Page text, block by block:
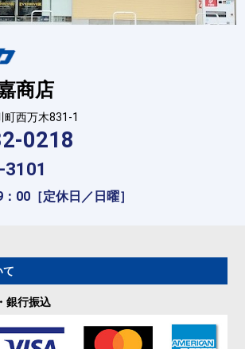
商店
町西万木831-1
0218
00［定休日／日曜］
て
銀行振込